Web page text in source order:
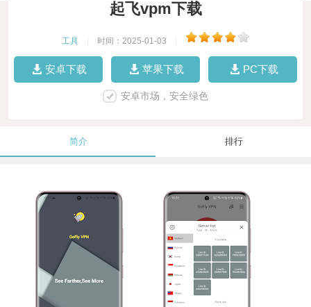
起飞vpm下载
工具 时间：2025-01-03
安卓下载 苹果下载 PC下载
安卓市场，安全绿色
简介 排行